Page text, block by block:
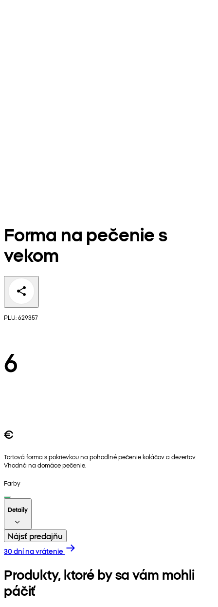
Forma na pečenie s
vekom
PLU: 629357
6
€
Tortová forma s pokrievkou na pohodlné pečenie koláčov a dezertov.
Vhodná na domáce pečenie.
Farby
Detaily
Nájsť predajňu
30 dní na vrátenie
Produkty, ktoré by sa vám mohli
páčiť